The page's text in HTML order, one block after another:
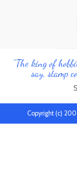
"The king of
say, stamp
Copyright (c)